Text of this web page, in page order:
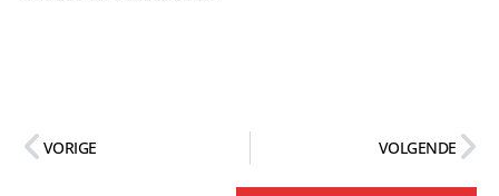
VORIGE VOLGENDE